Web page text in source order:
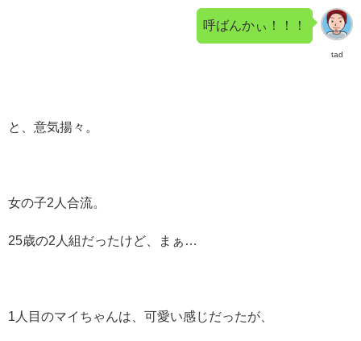
tad
呼ばんかぃ！！！
と、意気揚々。
女の子2人合流。
25歳の2人組だったけど、まぁ…
1人目のマイちゃんは、可愛い感じだったが、